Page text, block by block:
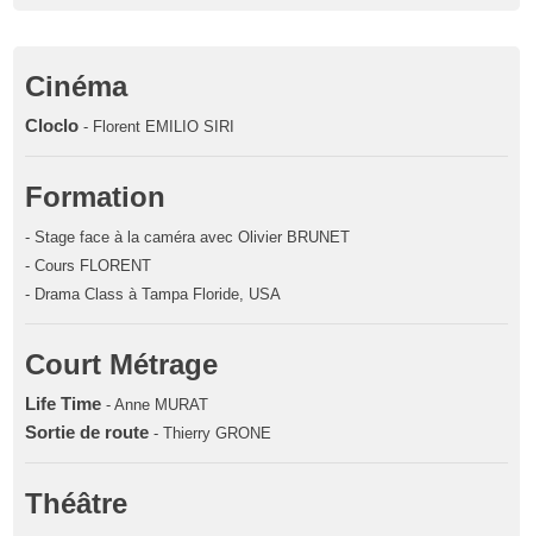
Cinéma
Cloclo - Florent EMILIO SIRI
Formation
- Stage face à la caméra avec Olivier BRUNET
- Cours FLORENT
- Drama Class à Tampa Floride, USA
Court Métrage
Life Time - Anne MURAT
Sortie de route - Thierry GRONE
Théâtre